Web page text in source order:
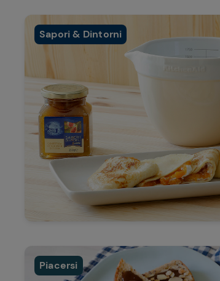
Sapori & Dintorni
Piacersi